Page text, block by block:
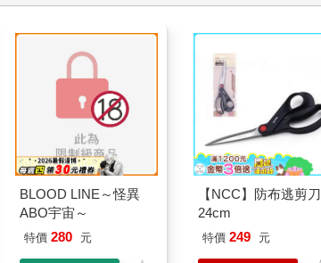
BLOOD LINE～怪異
ABO宇宙～
特價 280 元
【NCC】防布逃剪刀
24cm
特價 249 元